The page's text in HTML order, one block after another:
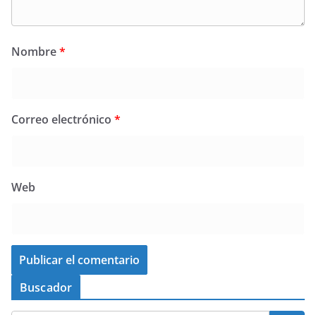
Nombre*
Correo electrónico *
Web
Buscador